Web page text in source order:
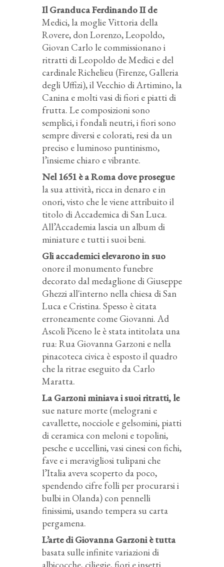
Il Granduca Ferdinando II de
Medici, la moglie Vittoria della
Rovere, don Lorenzo, Leopoldo,
Giovan Carlo le commissionano i
ritratti di Leopoldo de Medici e del
cardinale Richelieu (Firenze, Galleria
degli Uffizi), il Vecchio di Artimino, la
Canina e molti vasi di fiori e piatti di
frutta. Le composizioni sono
semplici, i fondali neutri, i fiori sono
sempre diversi e colorati, resi da un
preciso e luminoso puntinismo,
l’insieme chiaro e vibrante.
Nel 1651 è a Roma dove prosegue
la sua attività, ricca in denaro e in
onori, visto che le viene attribuito il
titolo di Accademica di San Luca.
All’Accademia lascia un album di
miniature e tutti i suoi beni.
Gli accademici elevarono in suo
onore il monumento funebre
decorato dal medaglione di Giuseppe
Ghezzi all'interno nella chiesa di San
Luca e Cristina. Spesso è citata
erroneamente come Giovanni. Ad
Ascoli Piceno le è stata intitolata una
rua: Rua Giovanna Garzoni e nella
pinacoteca civica è esposto il quadro
che la ritrae eseguito da Carlo
Maratta.
La Garzoni miniava i suoi ritratti, le
sue nature morte (melograni e
cavallette, nocciole e gelsomini, piatti
di ceramica con meloni e topolini,
pesche e uccellini, vasi cinesi con fichi,
fave e i meravigliosi tulipani che
l’Italia aveva scoperto da poco,
spendendo cifre folli per procurarsi i
bulbi in Olanda) con pennelli
finissimi, usando tempera su carta
pergamena.
L’arte di Giovanna Garzoni è tutta
basata sulle infinite variazioni di
albicocche, ciliegie, fiori e insetti